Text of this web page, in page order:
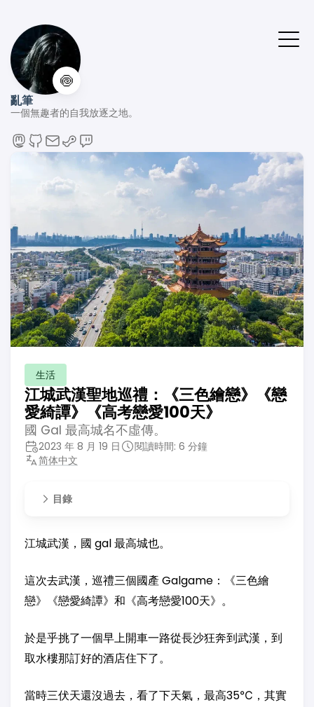
🍥
亂筆
一個無趣者的自我放逐之地。
生活
江城武漢聖地巡禮：《三色繪戀》《戀
愛綺譚》《高考戀愛100天》
國 Gal 最高城名不虛傳。
2023 年 8 月 19 日
閱讀時間: 6 分鐘
简体中文
目錄
江城武漢，國 gal 最高城也。
這次去武漢，巡禮三個國產 Galgame：《三色繪
戀》《戀愛綺譚》和《高考戀愛100天》。
於是乎挑了一個早上開車一路從長沙狂奔到武漢，到
取水樓那訂好的酒店住下了。
當時三伏天還沒過去，看了下天氣，最高35℃，其實